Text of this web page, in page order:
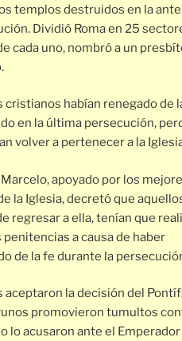
templos destruidos en la
Dividió Roma en 25
cada uno, nombró a un
cristianos habían renegado de
en la última persecución,
volver a pertenecer a la
Marcelo, apoyado por los
la Iglesia, decretó que
regresar a ella, tenían que
penitencias a causa de haber
de la fe durante la
aceptaron la decisión del
promovieron tumultos
lo acusaron ante el Emperador